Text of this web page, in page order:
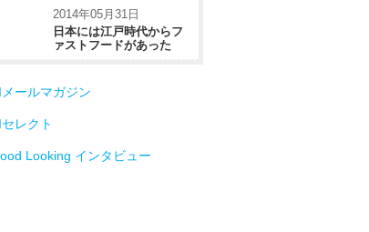
2014年05月31日
日本には江戸時代からフ
ァストフードがあった